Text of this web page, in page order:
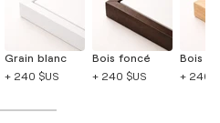
Grain blanc
+ 240 $US
Bois foncé
+ 240 $US
Bois
+ 240